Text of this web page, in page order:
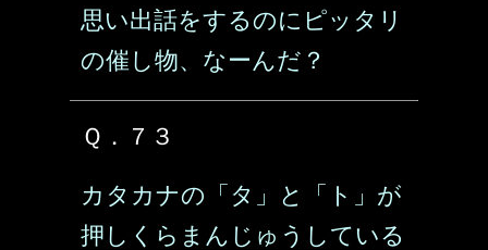
思い出話をするのにピッタリ
の催し物、なーんだ？
Ｑ．７３
カタカナの「タ」と「ト」が
押しくらまんじゅうしている